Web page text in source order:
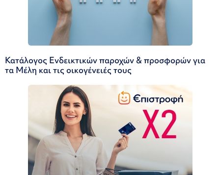
Κατάλογος Ενδεικτικών παροχών & προσφορών για
τα Μέλη και τις οικογένειές τους